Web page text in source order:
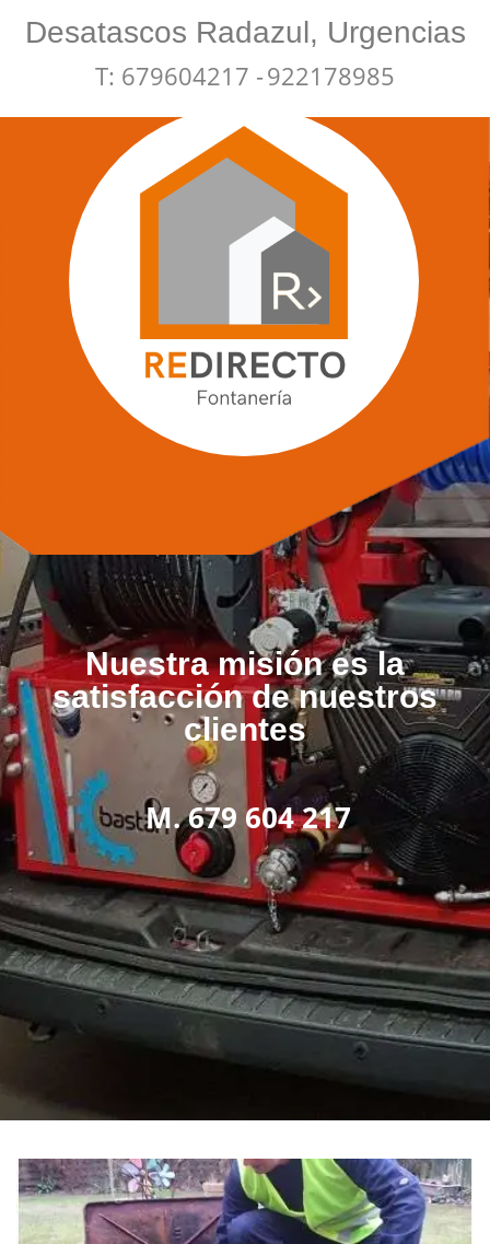
Desatascos Radazul, Urgencias
T: 679604217 -922178985
Nuestra misión es la
satisfacción de nuestros
clientes
M. 679 604 217